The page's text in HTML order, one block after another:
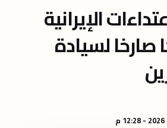
الإيرانية
صارخا لسيادة